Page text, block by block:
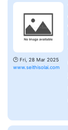
🕑 Fri, 28 Mar 2025
www.seithisolai.com